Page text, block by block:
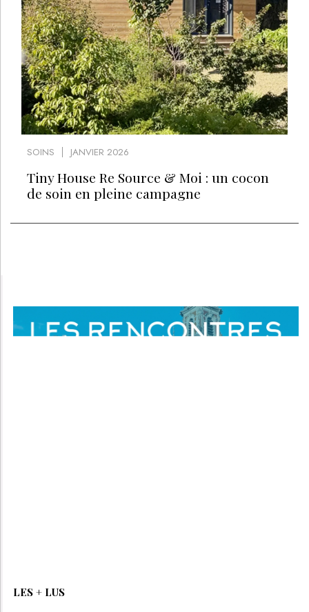
SOINS JANVIER 2026
Tiny House Re Source & Moi : un cocon
de soin en pleine campagne
LES + LUS